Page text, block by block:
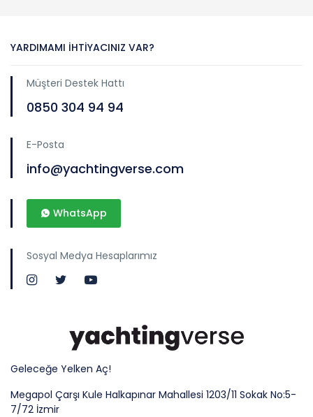
YARDIMAMI İHTIYACINIZ VAR?
Müşteri Destek Hattı
0850 304 94 94
E-Posta
info@yachtingverse.com
WhatsApp
Sosyal Medya Hesaplarımız
Geleceğe Yelken Aç!
Megapol Çarşı Kule Halkapınar Mahallesi 1203/11 Sokak No:5-
7/72 İzmir